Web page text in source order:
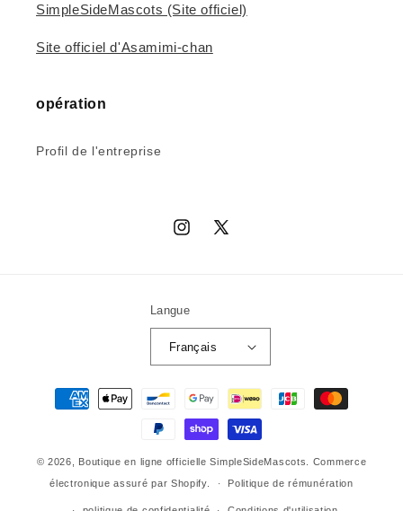
SimpleSideMascots (Site officiel)
Site officiel d'Asamimi-chan
opération
Profil de l'entreprise
Instagram
X
Langue
Français
Moyens
© 2026, Boutique en ligne officielle SimpleSideMascots. Commerce
électronique assuré par Shopify.
Politique de rémunération